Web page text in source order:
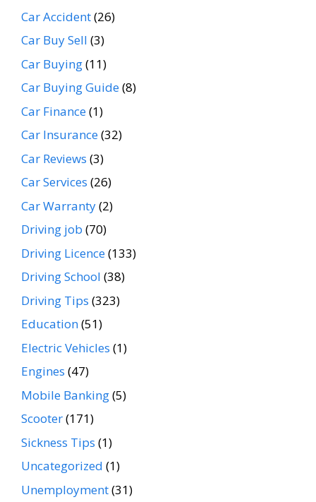
Car Accident(26)
Car Buy Sell (3)
Car Buying(11)
Car Buying Guide(8)
Car Finance(1)
Car Insurance(32)
Car Reviews (3)
Car Services (26)
Car Warranty(2)
Driving job (70)
Driving Licence(133)
Driving School (38)
Driving Tips (323)
Education(51)
Electric Vehicles (1)
Engines (47)
Mobile Banking(5)
Scooter(171)
Sickness Tips (1)
Uncategorized (1)
Unemployment(31)